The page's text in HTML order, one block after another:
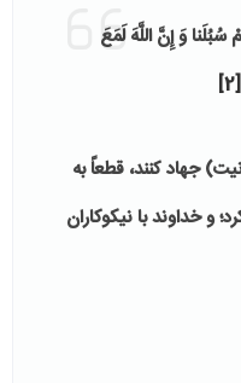
سُبُلَنا وَ إِنَّ اللَّهَ لَمَعَ
[2]
جهاد كنند، قطعاً به
و خداوند با نیكوكاران